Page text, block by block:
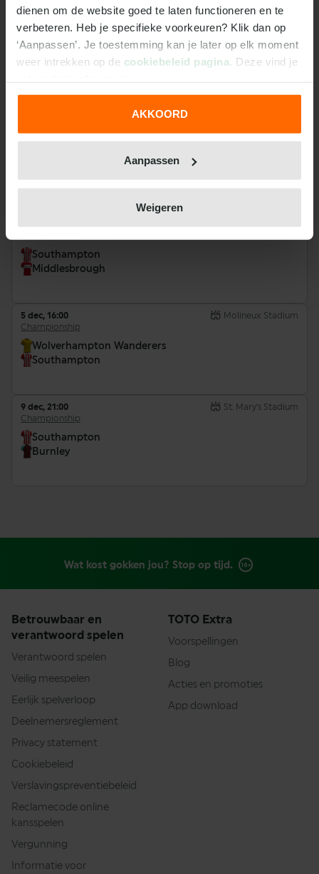
dienen om de website goed te laten functioneren en te
verbeteren. Heb je specifieke voorkeuren? Klik dan op
‘Aanpassen’. Je toestemming kan je later op elk moment
weer intrekken op de cookiebeleid pagina . Deze vind je
We werken samen met31 derdendie uw gegevens
AKKOORD
Aanpassen
Weigeren
21 nov, 13:30
St. Mary's Stadium
Championship
Southampton
24 nov, 20:45
Bramall Lane
Southampton
Middlesbrough
5 dec, 16:00
Molineux Stadium
Championship
Wolverhampton Wanderers
Southampton
9 dec, 21:00
St. Mary's Stadium
Championship
Southampton
Burnley
Wat kost gokken jou? Stop op tijd.
Betrouwbaar en
verantwoord spelen
Verantwoord spelen
Veilig meespelen
Eerlijk spelverloop
Deelnemersreglement
Privacy statement
Cookiebeleid
Verslavingspreventiebeleid
Reclamecode online
kansspelen
Vergunning
Informatie voor
TOTO Extra
Voorspellingen
Blog
Acties en promoties
App download